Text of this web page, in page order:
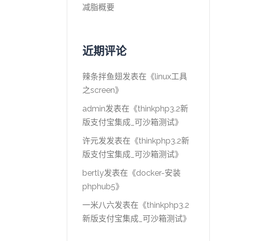
减脂概要
近期评论
辣条拌鱼翅发表在《linux工具
之screen》
admin发表在《thinkphp3.2新
版支付宝集成_可沙箱测试》
许元发发表在《thinkphp3.2新
版支付宝集成_可沙箱测试》
bertly发表在《docker-安装
phphub5》
一米八六发表在《thinkphp3.2
新版支付宝集成_可沙箱测试》